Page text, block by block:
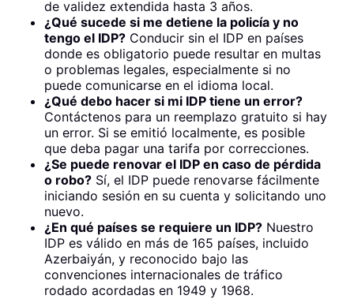
de validez extendida hasta 3 años.
¿Qué sucede si me detiene la policía y no
tengo el IDP? Conducir sin el IDP en países
donde es obligatorio puede resultar en multas
o problemas legales, especialmente si no
puede comunicarse en el idioma local.
¿Qué debo hacer si mi IDP tiene un error?
Contáctenos para un reemplazo gratuito si hay
un error. Si se emitió localmente, es posible
que deba pagar una tarifa por correcciones.
¿Se puede renovar el IDP en caso de pérdida
o robo? Sí, el IDP puede renovarse fácilmente
iniciando sesión en su cuenta y solicitando uno
nuevo.
¿En qué países se requiere un IDP? Nuestro
IDP es válido en más de 165 países, incluido
Azerbaiyán, y reconocido bajo las
convenciones internacionales de tráfico
rodado acordadas en 1949 y 1968.